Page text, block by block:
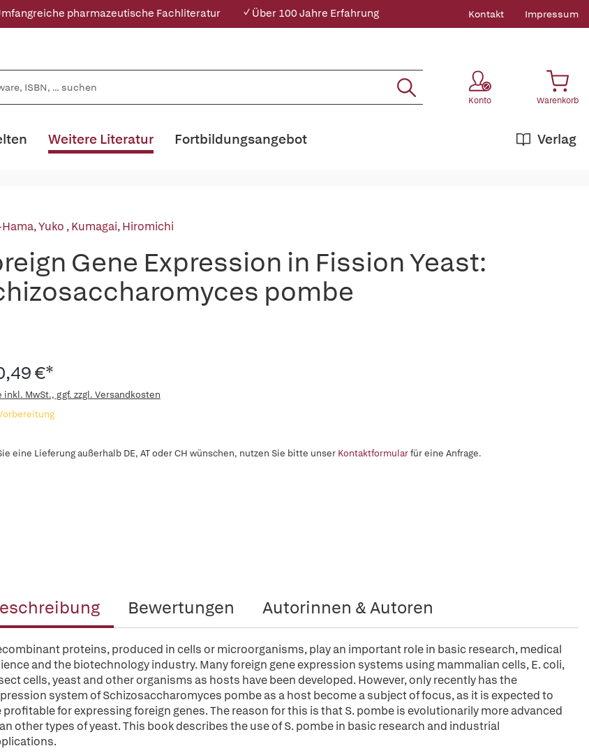
pharmazeutische Fachliteratur ✓ Über 100 Jahre Erfahrung Kontakt Impressum
Konto Warenkorb
Weitere Literatur Verlag
Fortbildungsangebot
Yuko ,Kumagai, Hiromichi
Gene Expression in Fission Yeast:
pombe
€*
inkl. MwSt., ggf. zzgl. Versandkosten
eine Lieferung außerhalb DE, AT oder CH wünschen, nutzen Sie bitte unser Kontaktformularfür eine Anfrage.
Bewertungen Autorinnen & Autoren
proteins, produced in cells or microorganisms, play an important role in basic research, medical
and the biotechnology industry. Many foreign gene expression systems using mammalian cells, E. coli,
cells, yeast and other organisms as hosts have been developed. However, only recently has the
system of Schizosaccharomyces pombe as a host become a subject of focus, as it is expected to
profitable for expressing foreign genes. The reason for this is that S. pombe is evolutionarily more advanced
other types of yeast. This book describes the use of S. pombe in basic research and industrial